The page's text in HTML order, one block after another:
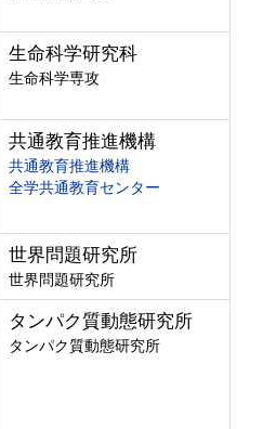
生命科学研究科
生命科学専攻
共通教育推進機構
共通教育推進機構
全学共通教育センター
世界問題研究所
世界問題研究所
タンパク質動態研究所
タンパク質動態研究所